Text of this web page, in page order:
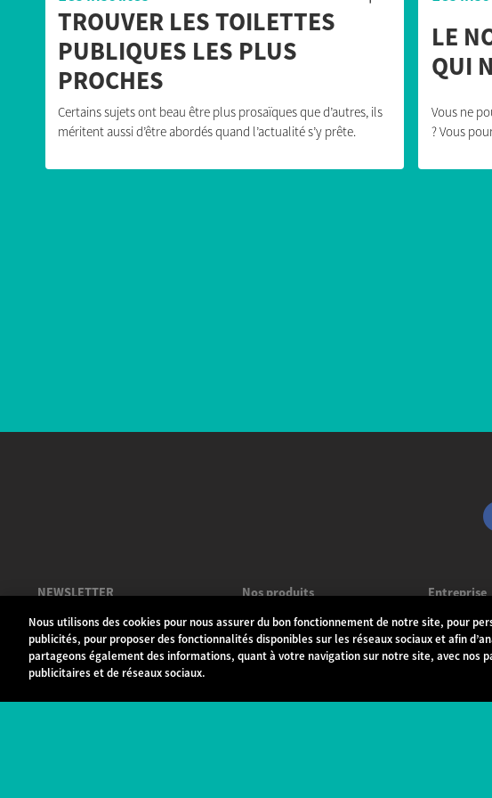
TROUVER LES TOILETTES
PUBLIQUES LES PLUS
PROCHES
Certains sujets ont beau être plus prosaïques que d’autres, ils
méritent aussi d’être abordés quand l’actualité s’y prête.
LE
QUI
Vous ne
? Vous
NEWSLETTER Nos produits
Smartphones
Téléphones portables
Entreprise
La marque
Votre
Nous utilisons des cookies pour nous assurer du bon fonctionnement de notre site, pour
publicités, pour proposer des fonctionnalités disponibles sur les réseaux sociaux et afin
partageons également des informations, quant à votre navigation sur notre site, avec nos
publicitaires et de réseaux sociaux.